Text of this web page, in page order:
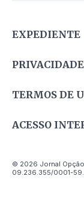
EXPEDIENTE
PRIVACIDADE
TERMOS DE
ACESSO
© 2026 Jornal
09.236.355/0001-